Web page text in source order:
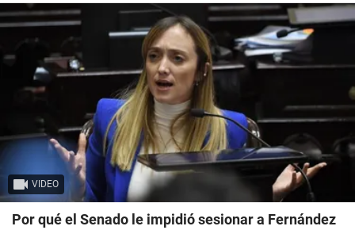
VIDEO
Por qué el Senado le impidió sesionar a Fernández